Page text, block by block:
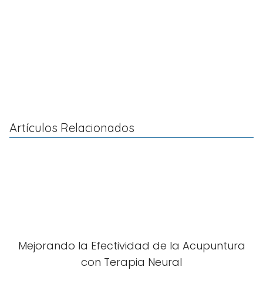
Artículos Relacionados
Mejorando la Efectividad de la Acupuntura
con Terapia Neural